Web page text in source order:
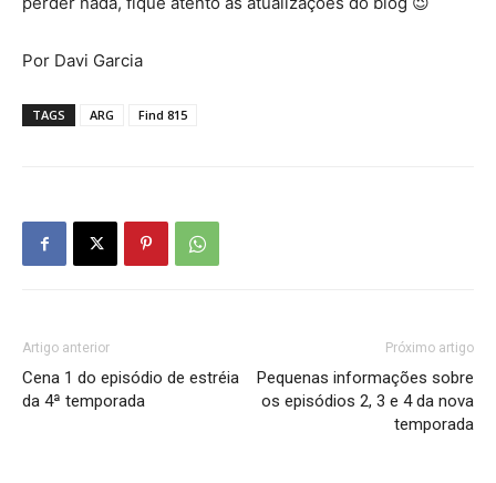
Por Davi Garcia
TAGS ARG Find 815
Artigo anterior
Cena 1 do episódio de estréia
da 4ª temporada
Próximo artigo
Pequenas informações sobre
os episódios 2, 3 e 4 da nova
temporada